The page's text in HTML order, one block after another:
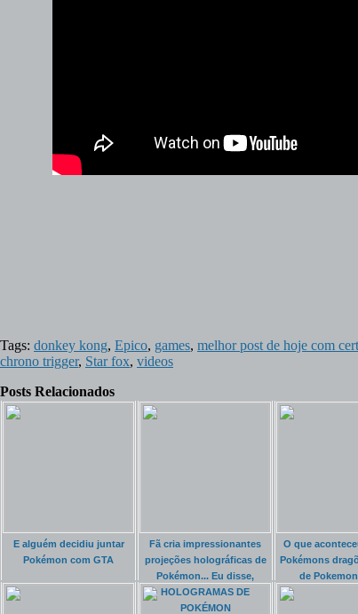
Tags: donkey kong, Epico, games, melhor post de hoje com
chrono trigger, Star fox, videos
Posts Relacionados
E alguém decidiu juntar
Pokémon com GTA
Fã cria impressionantes
projeções holográficas de
Pokémon... Eu disse,
HOLOGRAMAS DE
POKÉMON
O que
Pokémons
de